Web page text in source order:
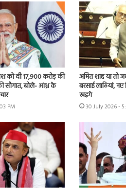
को दी 17,900 करोड़ की
सौगात, बोले- आंध्र के
PM
अमित शाह या तो
बरसाई लाठियां,
खड़गे
30 July 2026 -